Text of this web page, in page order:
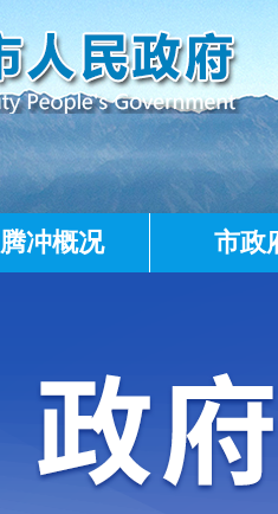
腾冲概况 市政